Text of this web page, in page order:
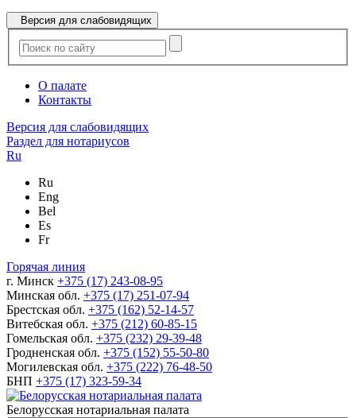
Версия для слабовидящих
О палате
Контакты
Версия для слабовидящих
Раздел для нотариусов
Ru
Ru
Eng
Bel
Es
Fr
Горячая линия
г. Минск +375 (17) 243-08-95
Минская обл. +375 (17) 251-07-94
Брестская обл. +375 (162) 52-14-57
Витебская обл. +375 (212) 60-85-15
Гомельская обл. +375 (232) 29-39-48
Гродненская обл. +375 (152) 55-50-80
Могилевская обл. +375 (222) 76-48-50
БНП +375 (17) 323-59-34
Белорусская нотариальная палата